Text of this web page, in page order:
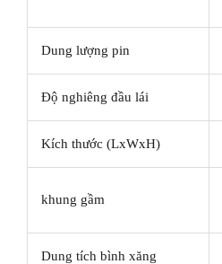
Dung lượng pin
Độ nghiêng đầu lái
Kích thước (LxWxH)
khung gầm
Dung tích bình xăng